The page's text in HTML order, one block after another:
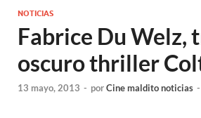
NOTICIAS
Fabrice Du Welz,
oscuro thriller
13 mayo, 2013 - porCine maldito noticias -